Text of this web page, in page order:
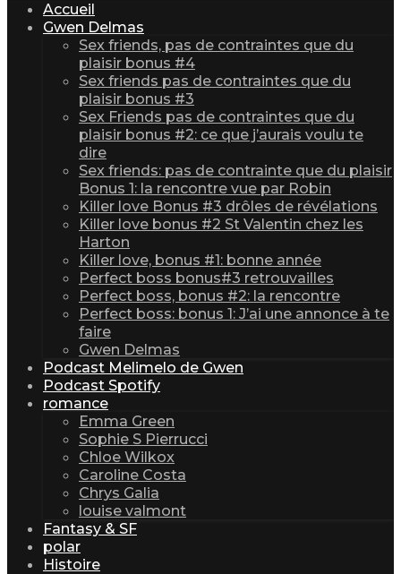
Accueil
Gwen Delmas
Sex friends, pas de contraintes que du
plaisir bonus #4
Sex friends pas de contraintes que du
plaisir bonus #3
Sex Friends pas de contraintes que du
plaisir bonus #2: ce que j’aurais voulu te
dire
Sex friends: pas de contrainte que du plaisir
Bonus 1: la rencontre vue par Robin
Killer love Bonus #3 drôles de révélations
Killer love bonus #2 St Valentin chez les
Harton
Killer love, bonus #1: bonne année
Perfect boss bonus#3 retrouvailles
Perfect boss, bonus #2: la rencontre
Perfect boss: bonus 1: J’ai une annonce à te
faire
Gwen Delmas
Podcast Melimelo de Gwen
Podcast Spotify
romance
Emma Green
Sophie S Pierrucci
Chloe Wilkox
Caroline Costa
Chrys Galia
louise valmont
Fantasy & SF
polar
Histoire